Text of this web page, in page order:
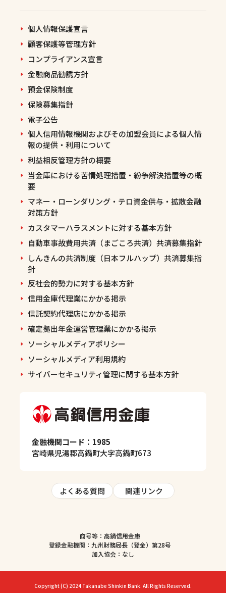
個人情報保護宣言
顧客保護等管理方針
コンプライアンス宣言
金融商品勧誘方針
預金保険制度
保険募集指針
電子公告
個人信用情報機関およびその加盟会員による個人情
報の提供・利用について
利益相反管理方針の概要
当金庫における苦情処理措置・紛争解決措置等の概
要
マネー・ローンダリング・テロ資金供与・拡散金融
対策方針
カスタマーハラスメントに対する基本方針
自動車事故費用共済（まごころ共済）共済募集指針
しんきんの共済制度（日本フルハップ）共済募集指
針
反社会的勢力に対する基本方針
信用金庫代理業にかかる掲示
信託契約代理店にかかる掲示
確定拠出年金運営管理業にかかる掲示
ソーシャルメディアポリシー
ソーシャルメディア利用規約
サイバーセキュリティ管理に関する基本方針
金融機関コード：1985
宮崎県児湯郡高鍋町大字高鍋町673
よくある質問 関連リンク
商号等：高鍋信用金庫
登録金融機関：九州財務局長（登金）第28号
加入協会：なし
Copyright (C) 2024 Takanabe Shinkin Bank. All Rights Reserved.